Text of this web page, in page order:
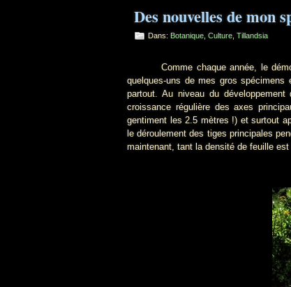
Des nouvelles de mon
Dans: Botanique Culture Tillandsia
Comme chaque année, le
quelques-uns de mes gros
partout. Au niveau du
croissance régulière des axes
gentiment les 2.5 mètres !) et surtout
le déroulement des tiges principales
maintenant, tant la densité de feuille